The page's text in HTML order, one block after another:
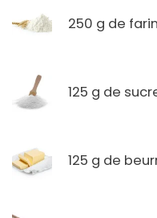
250 g de
125 g de
125 g de